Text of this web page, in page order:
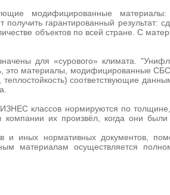
модифицированные материалы:
гарантированный результат:
объектов по всей стране. С
для «сурового» климата.
это материалы, модифицированные
соответствующие
классов нормируются по
компании их произвёл, когда они
и иных нормативных документов,
материалам осуществляется